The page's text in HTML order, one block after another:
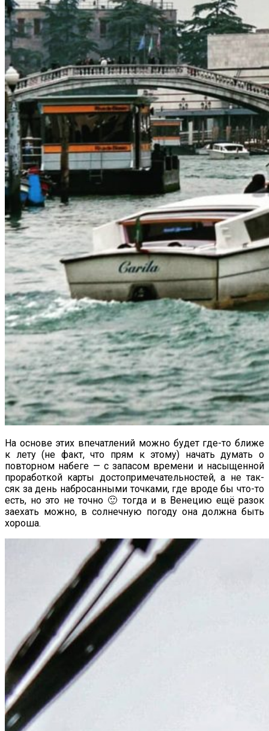
На основе этих впечатлений можно будет где-то ближе
к лету (не факт, что прям к этому) начать думать о
повторном набеге — с запасом времени и насыщенной
проработкой карты достопримечательностей, а не так-
сяк за день набросанными точками, где вроде бы что-то
есть, но это не точно 🙂 тогда и в Венецию ещё разок
заехать можно, в солнечную погоду она должна быть
хороша.